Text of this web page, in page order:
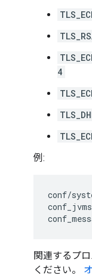
4
例:
conf/
関連するプ
ください。